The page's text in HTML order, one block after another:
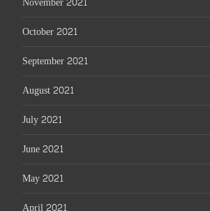
October 2021
September 2021
August 2021
July 2021
June 2021
May 2021